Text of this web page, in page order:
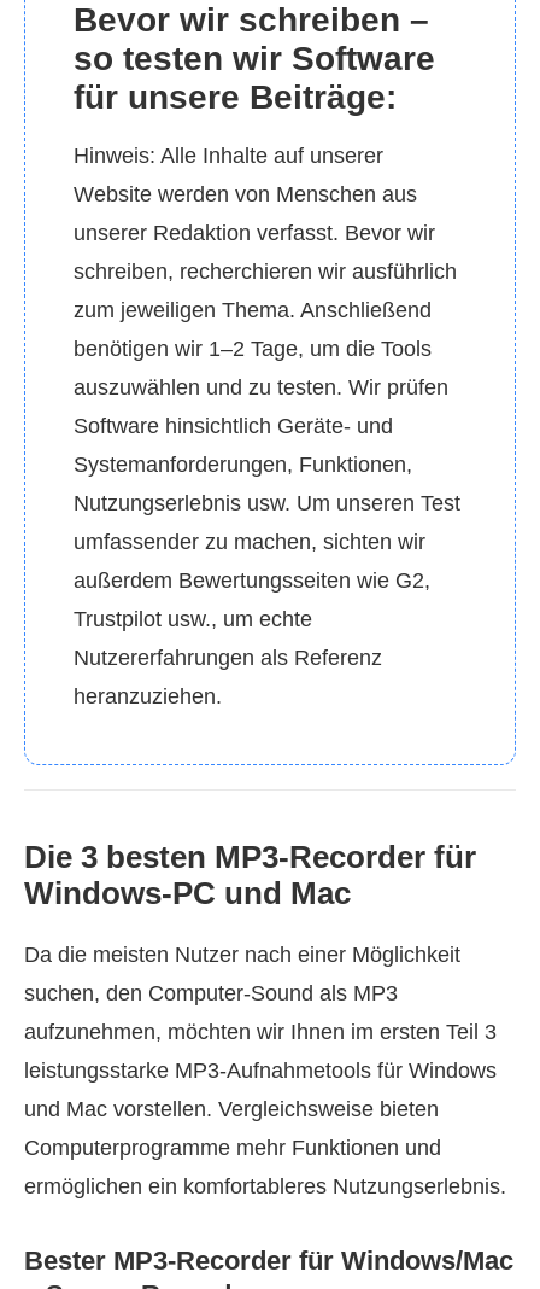
Bevor wir schreiben –
so testen wir Software
für unsere Beiträge:
Hinweis: Alle Inhalte auf unserer
Website werden von Menschen aus
unserer Redaktion verfasst. Bevor wir
schreiben, recherchieren wir ausführlich
zum jeweiligen Thema. Anschließend
benötigen wir 1–2 Tage, um die Tools
auszuwählen und zu testen. Wir prüfen
Software hinsichtlich Geräte‑ und
Systemanforderungen, Funktionen,
Nutzungserlebnis usw. Um unseren Test
umfassender zu machen, sichten wir
außerdem Bewertungsseiten wie G2,
Trustpilot usw., um echte
Nutzererfahrungen als Referenz
heranzuziehen.
Die 3 besten MP3‑Recorder für
Windows‑PC und Mac
Da die meisten Nutzer nach einer Möglichkeit
suchen, den Computer‑Sound als MP3
aufzunehmen, möchten wir Ihnen im ersten Teil 3
leistungsstarke MP3‑Aufnahmetools für Windows
und Mac vorstellen. Vergleichsweise bieten
Computerprogramme mehr Funktionen und
ermöglichen ein komfortableres Nutzungserlebnis.
Bester MP3‑Recorder für Windows/Mac